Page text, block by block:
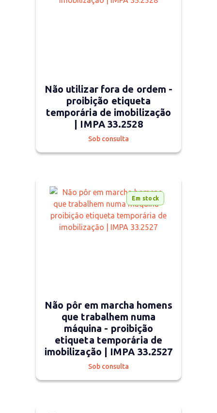
Não utilizar fora de ordem -
proibição etiqueta
temporária de imobilização
| IMPA 33.2528
Sob consulta
Em stock
Não pôr em marcha homens
que trabalhem numa
máquina - proibição
etiqueta temporária de
imobilização | IMPA 33.2527
Sob consulta